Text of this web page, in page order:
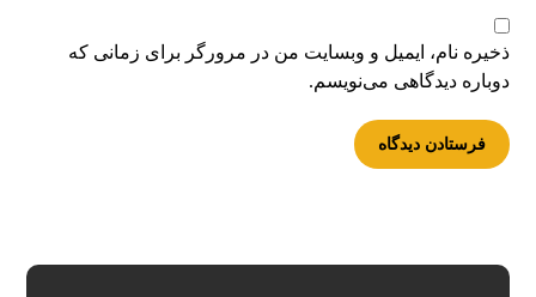
ذخیره نام، ایمیل و وبسایت من در مرورگر برای زمانی که
دوباره دیدگاهی می‌نویسم.